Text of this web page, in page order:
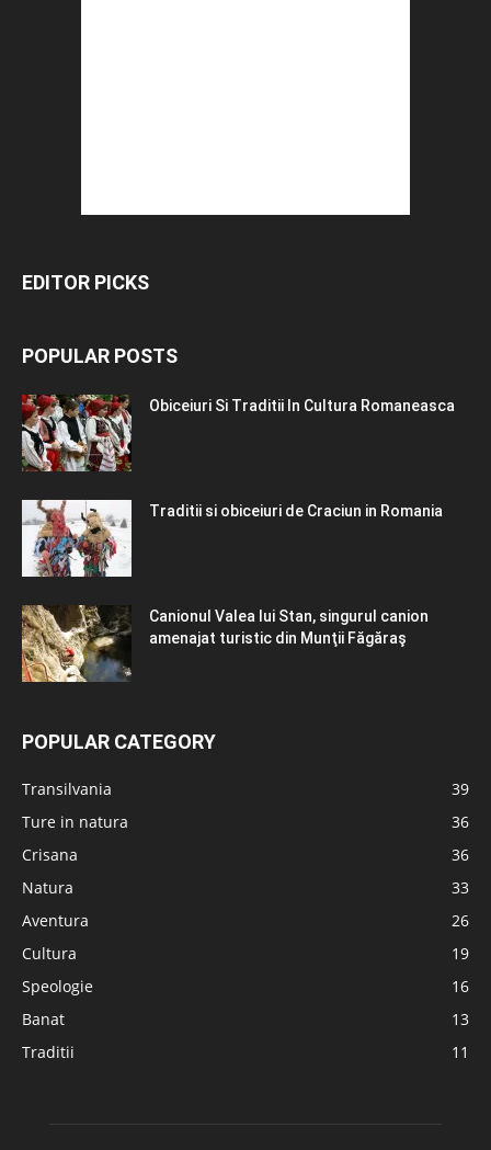
EDITOR PICKS
POPULAR POSTS
Obiceiuri Si Traditii In Cultura Romaneasca
Traditii si obiceiuri de Craciun in Romania
Canionul Valea lui Stan, singurul canion
amenajat turistic din Munţii Făgăraş
POPULAR CATEGORY
Transilvania
39
Ture in natura
36
Crisana
36
Natura
33
Aventura
26
Cultura
19
Speologie
16
Banat
13
Traditii
11